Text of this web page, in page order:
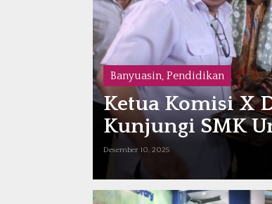
Banyuasin, Pendidikan
Ketua Komisi X
Kunjungi SMK
Desember 10, 2025